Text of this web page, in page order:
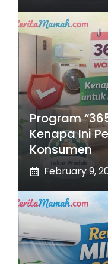
Program
Kenapa Ini
Konsumen
February 9,